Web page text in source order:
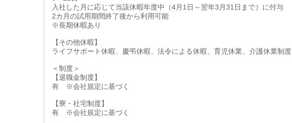
入社した月に応じて当該休暇年度中（4月1日～翌年3月31日まで）に付与
2カ月の試用期間終了後から利用可能
※長期休暇あり
【その他休暇】
ライフサポート休暇、慶弔休暇、法令による休暇、育児休業、介護休業制度
＜制度＞
【退職金制度】
有 ※会社規定に基づく
【寮・社宅制度】
有 ※会社規定に基づく